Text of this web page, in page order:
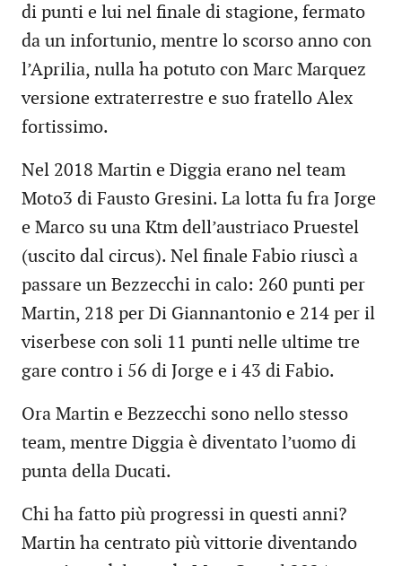
di punti e lui nel finale di stagione, fermato
da un infortunio, mentre lo scorso anno con
l’Aprilia, nulla ha potuto con Marc Marquez
versione extraterrestre e suo fratello Alex
fortissimo.
Nel 2018 Martin e Diggia erano nel team
Moto3 di Fausto Gresini. La lotta fu fra Jorge
e Marco su una Ktm dell’austriaco Pruestel
(uscito dal circus). Nel finale Fabio riuscì a
passare un Bezzecchi in calo: 260 punti per
Martin, 218 per Di Giannantonio e 214 per il
viserbese con soli 11 punti nelle ultime tre
gare contro i 56 di Jorge e i 43 di Fabio.
Ora Martin e Bezzecchi sono nello stesso
team, mentre Diggia è diventato l’uomo di
punta della Ducati.
Chi ha fatto più progressi in questi anni?
Martin ha centrato più vittorie diventando